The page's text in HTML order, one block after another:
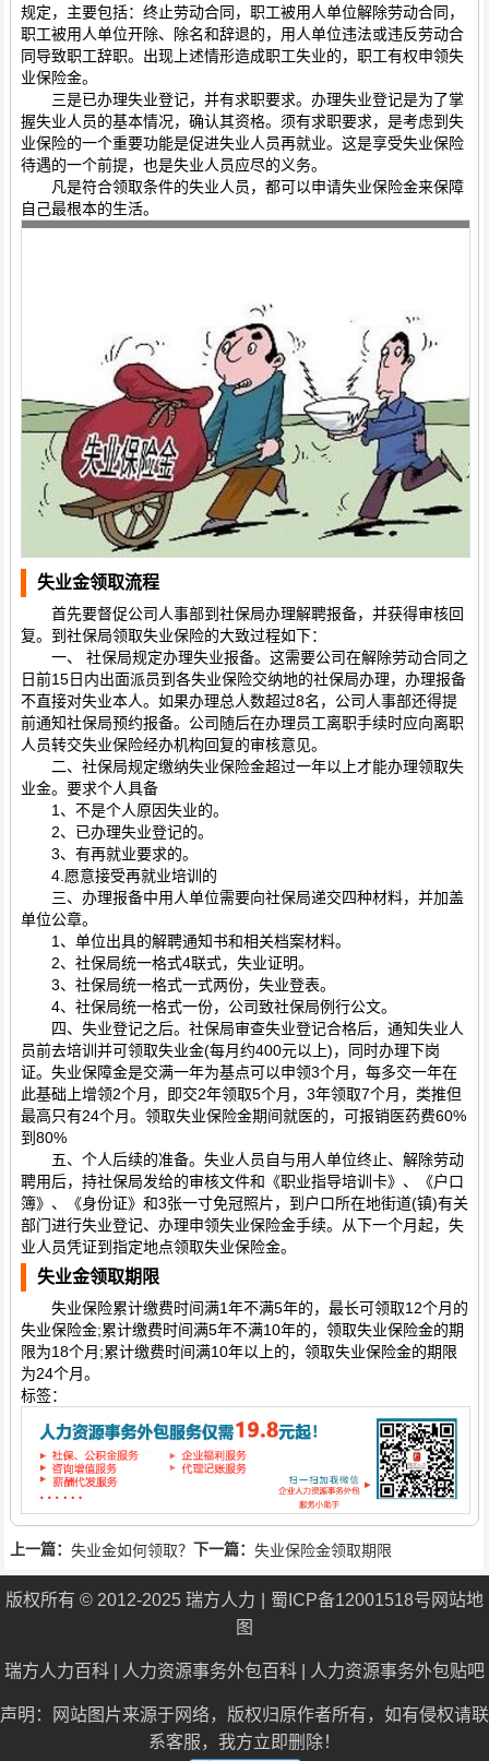
规定，主要包括：终止劳动合同，职工被用人单位解除劳动合同，
职工被用人单位开除、除名和辞退的，用人单位违法或违反劳动合
同导致职工辞职。出现上述情形造成职工失业的，职工有权申领失
业保险金。
三是已办理失业登记，并有求职要求。办理失业登记是为了掌
握失业人员的基本情况，确认其资格。须有求职要求，是考虑到失
业保险的一个重要功能是促进失业人员再就业。这是享受失业保险
待遇的一个前提，也是失业人员应尽的义务。
凡是符合领取条件的失业人员，都可以申请失业保险金来保障
自己最根本的生活。
失业金领取流程
首先要督促公司人事部到社保局办理解聘报备，并获得审核回
复。到社保局领取失业保险的大致过程如下：
一、 社保局规定办理失业报备。这需要公司在解除劳动合同之
日前15日内出面派员到各失业保险交纳地的社保局办理，办理报备
不直接对失业本人。如果办理总人数超过8名，公司人事部还得提
前通知社保局预约报备。公司随后在办理员工离职手续时应向离职
人员转交失业保险经办机构回复的审核意见。
二、社保局规定缴纳失业保险金超过一年以上才能办理领取失
业金。要求个人具备
1、不是个人原因失业的。
2、已办理失业登记的。
3、有再就业要求的。
4.愿意接受再就业培训的
三、办理报备中用人单位需要向社保局递交四种材料，并加盖
单位公章。
1、单位出具的解聘通知书和相关档案材料。
2、社保局统一格式4联式，失业证明。
3、社保局统一格式一式两份，失业登表。
4、社保局统一格式一份，公司致社保局例行公文。
四、失业登记之后。社保局审查失业登记合格后，通知失业人
员前去培训并可领取失业金(每月约400元以上)，同时办理下岗
证。失业保障金是交满一年为基点可以申领3个月，每多交一年在
此基础上增领2个月，即交2年领取5个月，3年领取7个月，类推但
最高只有24个月。领取失业保险金期间就医的，可报销医药费60%
到80%
五、个人后续的准备。失业人员自与用人单位终止、解除劳动
聘用后，持社保局发给的审核文件和《职业指导培训卡》、《户口
簿》、《身份证》和3张一寸免冠照片，到户口所在地街道(镇)有关
部门进行失业登记、办理申领失业保险金手续。从下一个月起，失
业人员凭证到指定地点领取失业保险金。
失业金领取期限
失业保险累计缴费时间满1年不满5年的，最长可领取12个月的
失业保险金;累计缴费时间满5年不满10年的，领取失业保险金的期
限为18个月;累计缴费时间满10年以上的，领取失业保险金的期限
为24个月。
标签：
上一篇： 失业金如何领取？ 下一篇： 失业保险金领取期限
版权所有 © 2012-2025 瑞方人力 蜀ICP备12001518号 网站地
图
瑞方人力百科 人力资源事务外包百科 人力资源事务外包贴吧
声明：网站图片来源于网络，版权归原作者所有，如有侵权请联
系客服，我方立即删除！